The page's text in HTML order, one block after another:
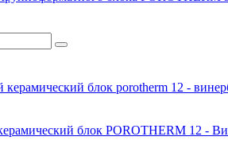
блок POROTHERM 12 -